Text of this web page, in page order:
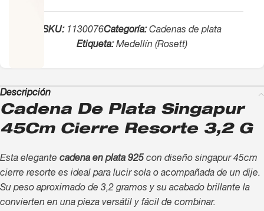
SKU: 1130076Categoría: Cadenas de plata
Etiqueta: Medellín (Rosett)
Descripción
Cadena De Plata Singapur
45Cm Cierre Resorte 3,2 G
Esta elegante cadena en plata 925 con diseño singapur 45cm
cierre resorte es ideal para lucir sola o acompañada de un dije.
Su peso aproximado de 3,2 gramos y su acabado brillante la
convierten en una pieza versátil y fácil de combinar.